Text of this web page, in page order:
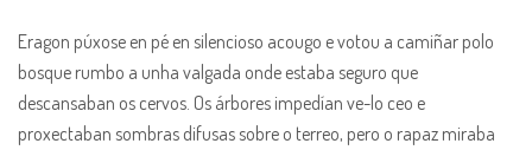
Eragon púxose en pé en silencioso acougo e votou a camiñar polo
bosque rumbo a unha valgada onde estaba seguro que
descansaban os cervos. Os árbores impedían ve-lo ceo e
proxectaban sombras difusas sobre o terreo, pero o rapaz miraba